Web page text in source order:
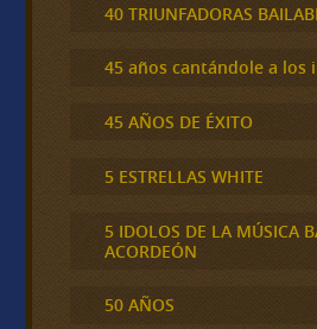
40 TRIUNFADORAS
45 años cantándole a los
45 AÑOS DE ÉXITO
5 ESTRELLAS WHITE
5 IDOLOS DE LA MÚSICA
ACORDEÓN
50 AÑOS